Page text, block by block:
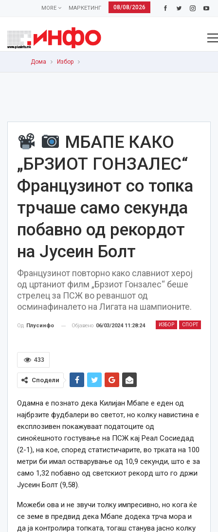
08/08/2026
МАРКЕТИНГ
MORE
Дома Избор
МБАПЕ КАКО
„БРЗИОТ ГОНЗАЛЕС“
Французинот со топка
трчаше само секунда
побавно од рекордот
на Јусеин Болт
Французинот повторно како славниот херој
од цртаниот филм „Брзиот Гонзалес“ беше
стрелец за ПСЖ во реваншот од
осминафиналето на Лигата на шампионите.
ИЗБОР СПОРТ
Од Плусинфо Објавено 06/03/2024 11:28:24
433
Сподели
Одамна е познато дека Килијан Мбапе е еден од
најбрзите фудбалери во светот, но колку навистина е
експлозивен покажуваат податоците од
синоќешното гостување на ПСЖ кај Реал Сосиедад
(2-1), на кое, според статистичарите, во трката на 100
метри би имал остварување од 10,9 секунди, што е за
само 1,32 побавно од светскиот рекорд што го држи
Јусеин Болт (9,58).
Можеби ова и не звучи толку импресивно, но кога ќе
се земе в предвид дека Мбапе додека трча мора и
да ја контролира топката, тогаш станува јасно колку